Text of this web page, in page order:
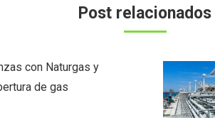
Post relacionados
con Naturgas y
de gas